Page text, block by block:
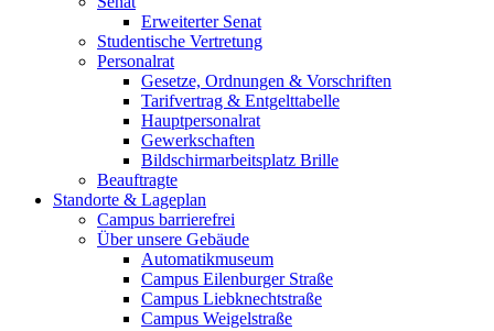
Erweiterter Senat
Studentische Vertretung
Personalrat
Gesetze, Ordnungen & Vorschriften
Tarifvertrag & Entgelttabelle
Hauptpersonalrat
Gewerkschaften
Bildschirmarbeitsplatz Brille
Beauftragte
Standorte & Lageplan
Campus barrierefrei
Über unsere Gebäude
Automatikmuseum
Campus Eilenburger Straße
Campus Liebknechtstraße
Campus Weigelstraße